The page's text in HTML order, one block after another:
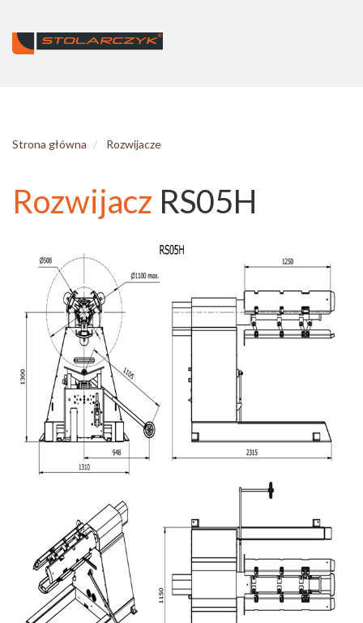
Strona główna Rozwijacze
Rozwijacz RS05H